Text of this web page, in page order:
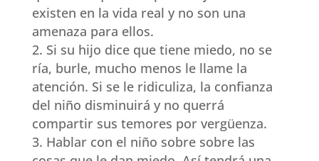
existen en la vida real y no son una
amenaza para ellos.
Si su hijo dice que tiene miedo, no se
ría, burle, mucho menos le llame la
atención. Si se le ridiculiza, la confianza
del niño disminuirá y no querrá
compartir sus temores por vergüenza.
Hablar con el niño sobre sobre las